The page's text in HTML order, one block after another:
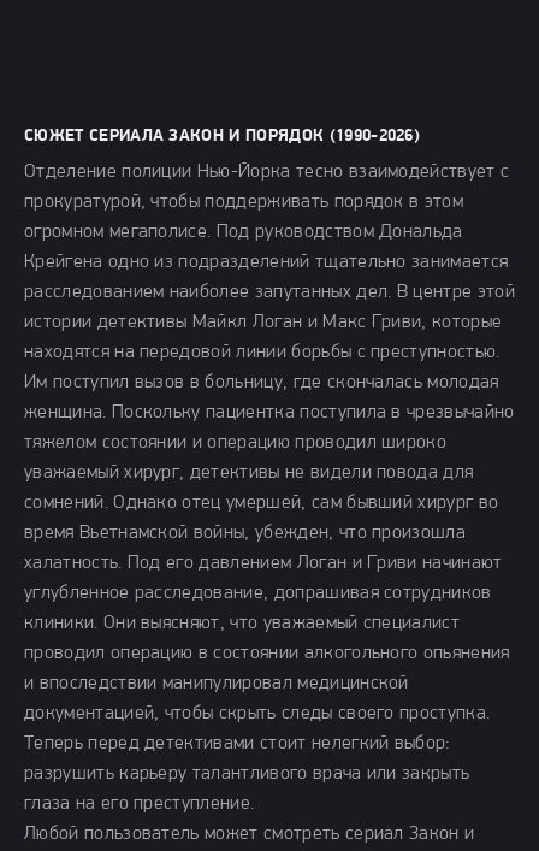
СЮЖЕТ СЕРИАЛА ЗАКОН И ПОРЯДОК (1990-2026)
Отделение полиции Нью-Йорка тесно взаимодействует с
прокуратурой, чтобы поддерживать порядок в этом
огромном мегаполисе. Под руководством Дональда
Крейгена одно из подразделений тщательно занимается
расследованием наиболее запутанных дел. В центре этой
истории детективы Майкл Логан и Макс Гриви, которые
находятся на передовой линии борьбы с преступностью.
Им поступил вызов в больницу, где скончалась молодая
женщина. Поскольку пациентка поступила в чрезвычайно
тяжелом состоянии и операцию проводил широко
уважаемый хирург, детективы не видели повода для
сомнений. Однако отец умершей, сам бывший хирург во
время Вьетнамской войны, убежден, что произошла
халатность. Под его давлением Логан и Гриви начинают
углубленное расследование, допрашивая сотрудников
клиники. Они выясняют, что уважаемый специалист
проводил операцию в состоянии алкогольного опьянения
и впоследствии манипулировал медицинской
документацией, чтобы скрыть следы своего проступка.
Теперь перед детективами стоит нелегкий выбор:
разрушить карьеру талантливого врача или закрыть
глаза на его преступление.
Любой пользователь может смотреть сериал Закон и